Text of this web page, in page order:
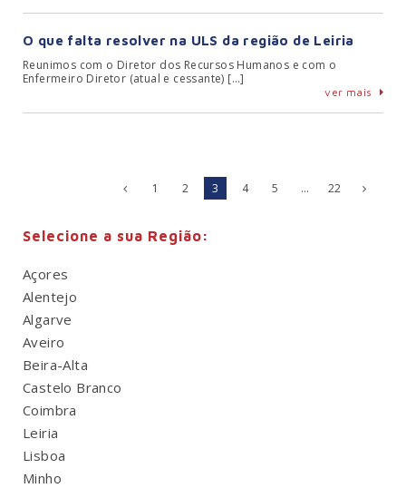
O que falta resolver na ULS da região de Leiria
Reunimos com o Diretor dos Recursos Humanos e com o
Enfermeiro Diretor (atual e cessante) […]
ver mais
1 2 3 4 5 … 22
Selecione a sua Região:
Açores
Alentejo
Algarve
Aveiro
Beira-Alta
Castelo Branco
Coimbra
Leiria
Lisboa
Minho